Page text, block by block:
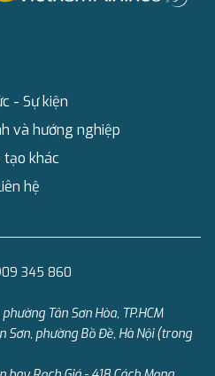
- Sự kiện
và hướng nghiệp
tạo khác
hệ
345 860
phường Tân Sơn Hòa, TP.HCM
Sơn, phường Bồ Đề, Hà Nội (trong